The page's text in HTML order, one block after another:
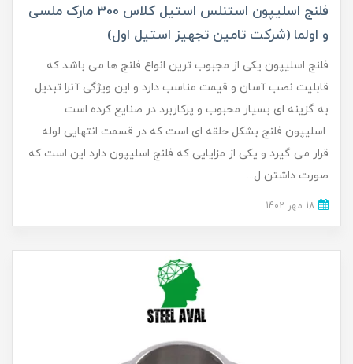
فلنج اسلیپون استنلس استیل کلاس 300 مارک ملسی
و اولما (شرکت تامین تجهیز استیل اول)
فلنج اسلیپون یکی از مجبوب ترین انواع فلنج ها می باشد که
قابلیت نصب آسان و قیمت مناسب دارد و این ویژگی آنرا تبدیل
به گزینه ای بسیار محبوب و پرکاربرد در صنایع کرده است
اسلیپون فلنج بشکل حلقه ای است که در قسمت انتهایی لوله
قرار می گیرد و یکی از مزایایی که فلنج اسلیپون دارد این است که
صورت داشتن ل...